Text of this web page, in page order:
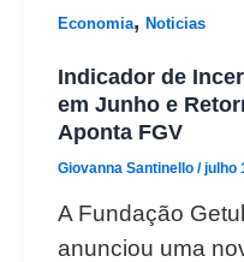
Economia, Noticias
Indicador de
em Junho e
Aponta FGV
Giovanna Santinello /julho
A Fundação
anunciou uma